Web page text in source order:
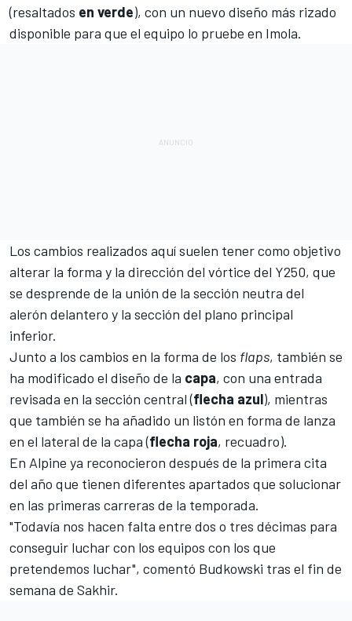
(resaltados en verde), con un nuevo diseño más rizado
disponible para que el equipo lo pruebe en Imola.
Los cambios realizados aquí suelen tener como objetivo
alterar la forma y la dirección del vórtice del Y250, que
se desprende de la unión de la sección neutra del
alerón delantero y la sección del plano principal
inferior.
Junto a los cambios en la forma de los flaps, también se
ha modificado el diseño de la capa, con una entrada
revisada en la sección central (flecha azul), mientras
que también se ha añadido un listón en forma de lanza
en el lateral de la capa (flecha roja, recuadro).
En Alpine ya reconocieron después de la primera cita
del año que tienen diferentes apartados que solucionar
en las primeras carreras de la temporada.
"Todavía nos hacen falta entre dos o tres décimas para
conseguir luchar con los equipos con los que
pretendemos luchar", comentó Budkowski tras el fin de
semana de Sakhir.